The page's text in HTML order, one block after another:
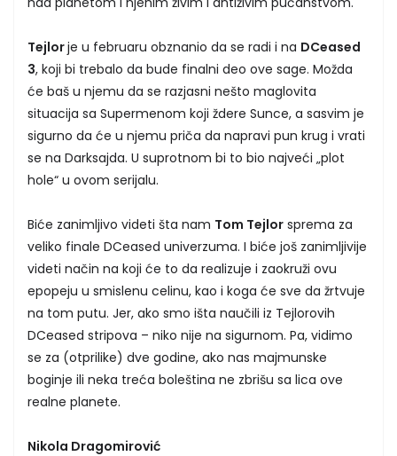
Tejlorje u februaru obznanio da se radi i na DCeased
3, koji bi trebalo da bude finalni deo ove sage. Možda
će baš u njemu da se razjasni nešto maglovita
situacija sa Supermenom koji ždere Sunce, a sasvim je
sigurno da će u njemu priča da napravi pun krug i vrati
se na Darksajda. U suprotnom bi to bio najveći „plot
hole“ u ovom serijalu.
Biće zanimljivo videti šta nam Tom Tejlor sprema za
veliko finale DCeased univerzuma. I biće još zanimljivije
videti način na koji će to da realizuje i zaokruži ovu
epopeju u smislenu celinu, kao i koga će sve da žrtvuje
na tom putu. Jer, ako smo išta naučili iz Tejlorovih
DCeased stripova – niko nije na sigurnom. Pa, vidimo
se za (otprilike) dve godine, ako nas majmunske
boginje ili neka treća boleština ne zbrišu sa lica ove
realne planete.
Nikola Dragomirović